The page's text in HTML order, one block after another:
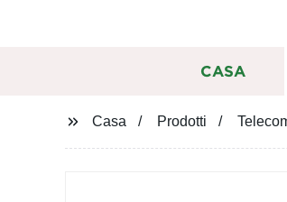
CASA
Casa Prodotti